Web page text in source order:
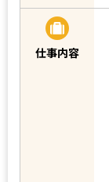
仕事内容